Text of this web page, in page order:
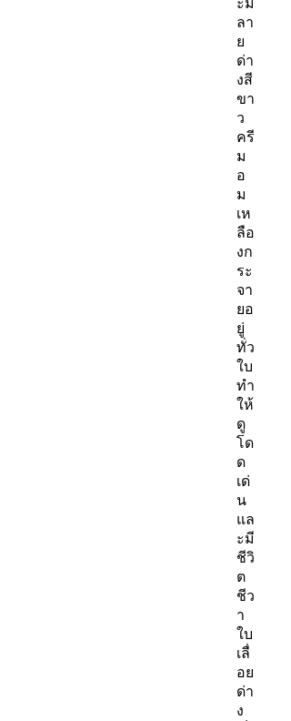
ะมี
ลา
ย
ด่า
งสี
ขา
ว
ครี
ม
อ
ม
เห
ลือ
งก
ระ
จา
ยอ
ยู่
ทั่ว
ใบ
ทำ
ให้
ดู
โด
ด
เด่
น
แล
ะมี
ชีวิ
ต
ชีว
า
ใบ
เลื่
อย
ด่า
ง